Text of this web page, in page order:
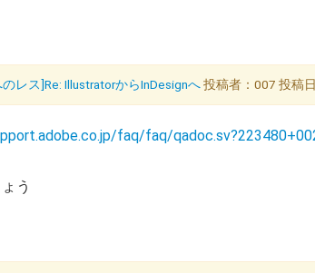
レス]Re: IllustratorからInDesignへ投稿者：007 投稿
faq/faq/
う